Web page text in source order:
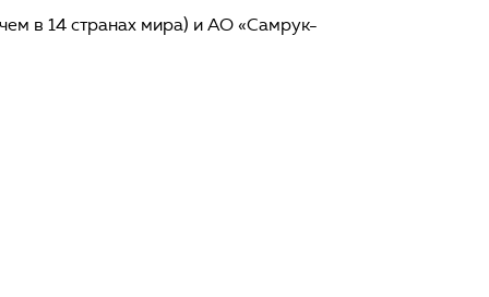
в 14 странах мира) и АО «Самрук-